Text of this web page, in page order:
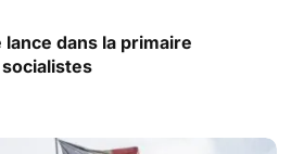
lance dans la primaire